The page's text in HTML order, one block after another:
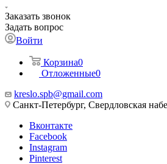
Заказать звонок
Задать вопрос
Войти
Корзина0
Отложенные0
kreslo.spb@gmail.com
Санкт-Петербург, Свердловская
Вконтакте
Facebook
Instagram
Pinterest